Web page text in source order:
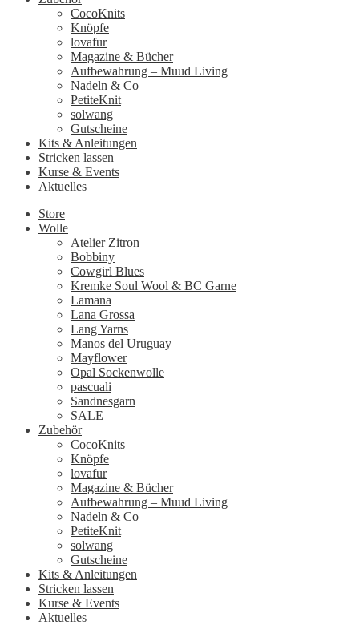
CocoKnits
Knöpfe
lovafur
Magazine & Bücher
Aufbewahrung – Muud Living
Nadeln & Co
PetiteKnit
solwang
Gutscheine
Kits & Anleitungen
Stricken lassen
Kurse & Events
Aktuelles
Store
Wolle
Atelier Zitron
Bobbiny
Cowgirl Blues
Kremke Soul Wool & BC Garne
Lamana
Lana Grossa
Lang Yarns
Manos del Uruguay
Mayflower
Opal Sockenwolle
pascuali
Sandnesgarn
SALE
Zubehör
CocoKnits
Knöpfe
lovafur
Magazine & Bücher
Aufbewahrung – Muud Living
Nadeln & Co
PetiteKnit
solwang
Gutscheine
Kits & Anleitungen
Stricken lassen
Kurse & Events
Aktuelles